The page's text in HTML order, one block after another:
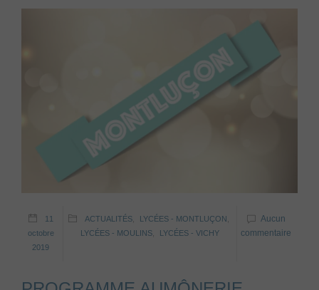
11
octobre
2019
ACTUALITÉS, LYCÉES - MONTLUÇON
LYCÉES - MOULINS
LYCÉES - VICHY
Aucun
commentaire